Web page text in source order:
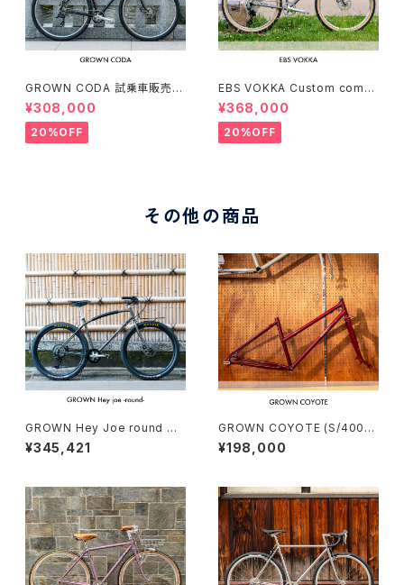
GROWN CODA 試乗車販売（1
66-174cm）
¥308,000
20%OFF
EBS VOKKA Custom compl
ete bike（166-173cm）
¥368,000
20%OFF
その他の商品
GROWN Hey Joe round Cu
stom complete bike（165-1
75cm）
¥345,421
GROWN COYOTE (S/400)
Stock frame order (deposi
t)
¥198,000